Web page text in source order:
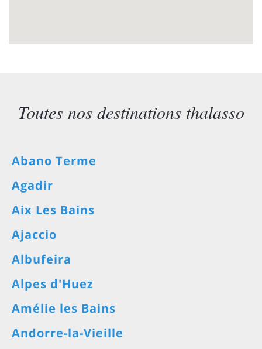
Toutes nos destinations thalasso
Abano Terme
Agadir
Aix Les Bains
Ajaccio
Albufeira
Alpes d'Huez
Amélie les Bains
Andorre-la-Vieille